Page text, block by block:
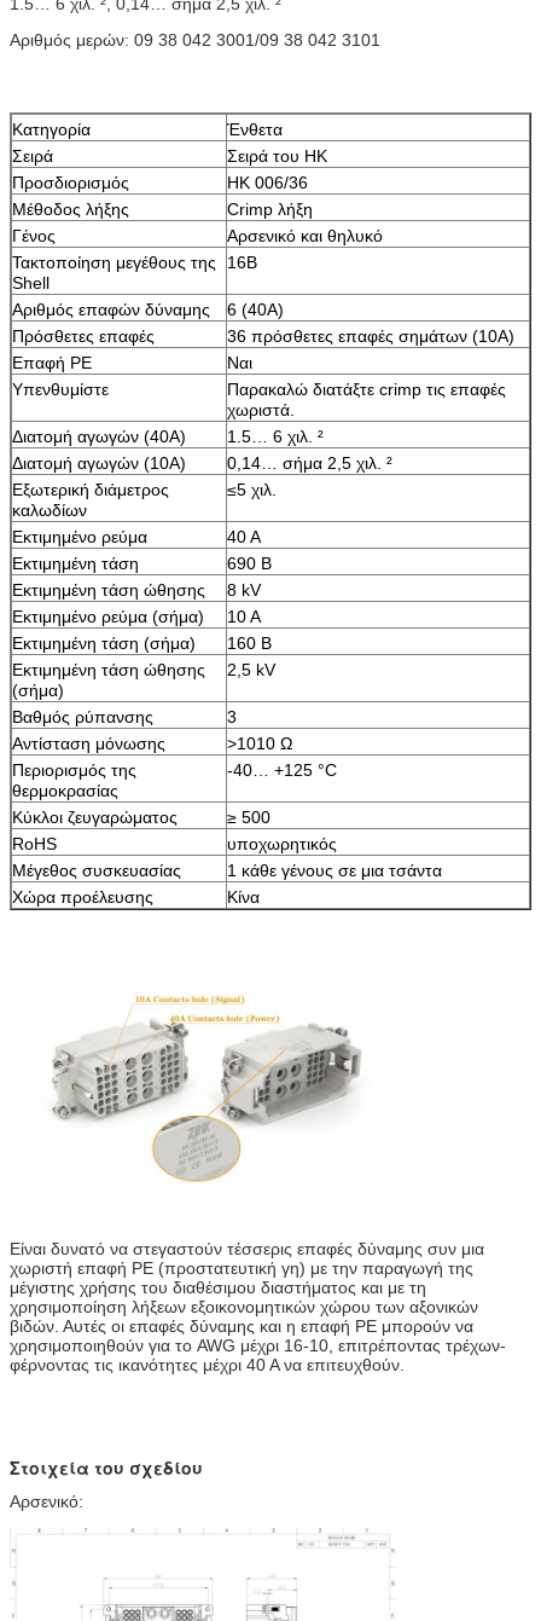
Αριθμός μερών: 09 38 042 3001/09 38 042 3101
Κατηγορία
Ένθετα
Σειρά
Σειρά του HK
Προσδιορισμός
HK 006/36
Μέθοδος λήξης
Crimp λήξη
Γένος
Αρσενικό και θηλυκό
Τακτοποίηση μεγέθους της
Shell
16B
Αριθμός επαφών δύναμης
6 (40A)
Πρόσθετες επαφές
36 πρόσθετες επαφές σημάτων (10A)
Επαφή PE
Ναι
Υπενθυμίστε
Παρακαλώ διατάξτε crimp τις επαφές
χωριστά.
Διατομή αγωγών (40A)
1.5… 6 χιλ. ²
Διατομή αγωγών (10A)
0,14… σήμα 2,5 χιλ. ²
Εξωτερική διάμετρος
καλωδίων
≤5 χιλ.
Εκτιμημένο ρεύμα
40 Α
Εκτιμημένη τάση
690 Β
Εκτιμημένη τάση ώθησης
8 kV
Εκτιμημένο ρεύμα (σήμα)
10 Α
Εκτιμημένη τάση (σήμα)
160 Β
Εκτιμημένη τάση ώθησης
(σήμα)
2,5 kV
Βαθμός ρύπανσης
3
Αντίσταση μόνωσης
>1010 Ω
Περιορισμός της
θερμοκρασίας
-40… +125 °C
Κύκλοι ζευγαρώματος
≥ 500
RoHS
υποχωρητικός
Μέγεθος συσκευασίας
1 κάθε γένους σε μια τσάντα
Χώρα προέλευσης
Κίνα
Είναι δυνατό να στεγαστούν τέσσερις επαφές δύναμης συν μια
χωριστή επαφή PE (προστατευτική γη) με την παραγωγή της
μέγιστης χρήσης του διαθέσιμου διαστήματος και με τη
χρησιμοποίηση λήξεων εξοικονομητικών χώρου των αξονικών
βιδών. Αυτές οι επαφές δύναμης και η επαφή PE μπορούν να
χρησιμοποιηθούν για το AWG μέχρι 16-10, επιτρέποντας τρέχων-
φέρνοντας τις ικανότητες μέχρι 40 Α να επιτευχθούν.
Στοιχεία του σχεδίου
Αρσενικό: